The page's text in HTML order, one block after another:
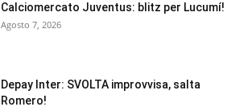
Calciomercato Juventus: blitz per Lucumí!
Agosto 7, 2026
Depay Inter: SVOLTA improvvisa, salta
Romero!